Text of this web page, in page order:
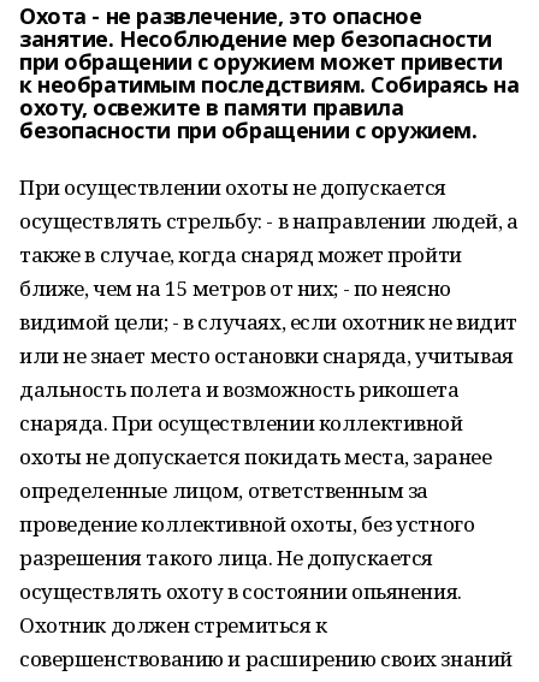
Охота - не развлечение, это опасное
занятие. Несоблюдение мер безопасности
при обращении с оружием может привести
к необратимым последствиям. Собираясь на
охоту, освежите в памяти правила
безопасности при обращении с оружием.
При осуществлении охоты не допускается
осуществлять стрельбу: - в направлении людей, а
также в случае, когда снаряд может пройти
ближе, чем на 15 метров от них; - по неясно
видимой цели; - в случаях, если охотник не видит
или не знает место остановки снаряда, учитывая
дальность полета и возможность рикошета
снаряда. При осуществлении коллективной
охоты не допускается покидать места, заранее
определенные лицом, ответственным за
проведение коллективной охоты, без устного
разрешения такого лица. Не допускается
осуществлять охоту в состоянии опьянения.
Охотник должен стремиться к
совершенствованию и расширению своих знаний